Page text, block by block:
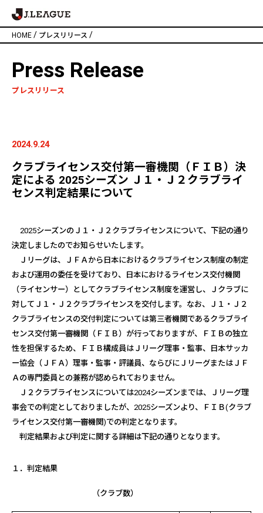
HOME / プレスリリース /
Press Release
プレスリリース
2024.9.24
クラブライセンス交付第一審機関（ＦＩＢ）決
定による 2025シーズン Ｊ１・Ｊ２クラブライ
センス判定結果について
2025シーズンのＪ１・Ｊ２クラブライセンスについて、下記の通り
決定しましたのでお知らせいたします。
Ｊリーグは、ＪＦＡから日本におけるクラブライセンス制度の制定
および運用の委任を受けており、日本におけるライセンス交付機関
（ライセンサー）としてクラブライセンス制度を運営し、Ｊクラブに
対してＪ１・Ｊ２クラブライセンスを交付します。なお、Ｊ１・Ｊ２
クラブライセンスの交付判定については第三者機関であるクラブライ
センス交付第一審機関（ＦＩＢ）が行っておりますが、ＦＩＢの独立
性を担保するため、ＦＩＢ構成員はＪリーグ理事・監事、日本サッカ
ー協会（ＪＦＡ）理事・監事・評議員、ならびにＪリーグまたはＪＦ
Ａの専門委員との兼務が認められておりません。
Ｊ２クラブライセンスについては2024シーズンまでは、Ｊリーグ理
事会での判定としておりましたが、 2025シーズンより、ＦＩＢ(クラブ
ライセンス交付第一審機関)での判定となります。
判定結果および判定に関する詳細は下記の通りとなります。
１．判定結果
（クラブ数）